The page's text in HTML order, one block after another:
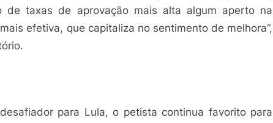
de taxas de aprovação mais alta algum aperto na
efetiva, que capitaliza no sentimento de melhora”,
para Lula, o petista continua favorito para